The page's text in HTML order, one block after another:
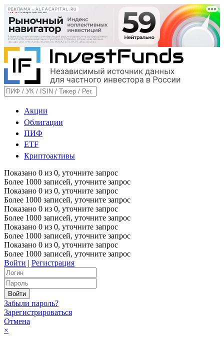
РЕКЛАМА • ALFACAPITAL.RU
Акции
Облигации
ПИФ
ETF
Криптоактивы
Показано 0 из 0, уточните запрос
Более 1000 записей, уточните запрос
Показано 0 из 0, уточните запрос
Более 1000 записей, уточните запрос
Показано 0 из 0, уточните запрос
Более 1000 записей, уточните запрос
Показано 0 из 0, уточните запрос
Более 1000 записей, уточните запрос
Показано 0 из 0, уточните запрос
Более 1000 записей, уточните запрос
Войти | Регистрация
Забыли пароль?
Зарегистрироваться
Отмена
×